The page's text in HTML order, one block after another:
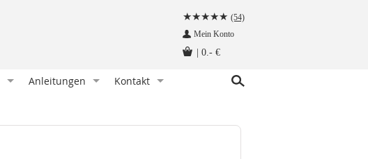
(54)
Mein Konto
0.- €
Anleitungen
Manschettenknöpfe am Hemd befestigen
Kontakt
Angebot anfragen